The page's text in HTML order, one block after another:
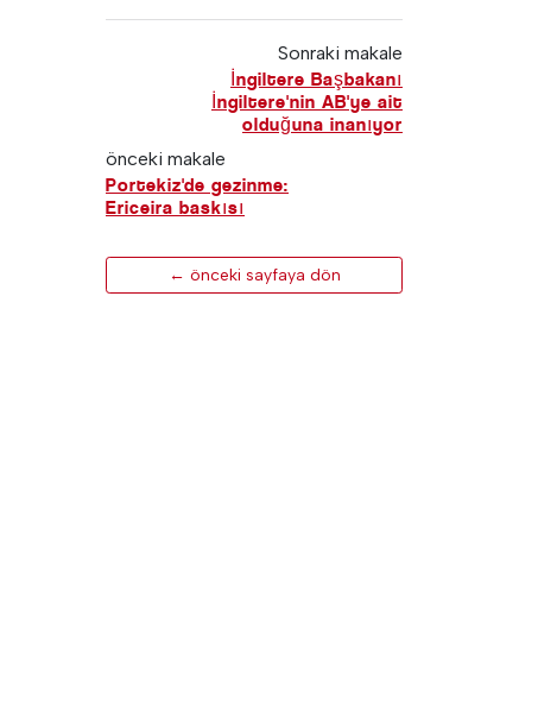
Sonraki makale
İngiltere Başbakanı
İngiltere'nin AB'ye ait
olduğuna inanıyor
önceki makale
Portekiz'de gezinme:
Ericeira baskısı
← önceki sayfaya dön